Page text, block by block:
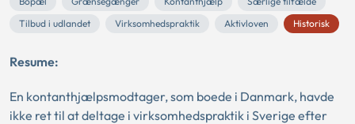
Tilbud i udlandet
Virksomhedspraktik Aktivloven Historisk
Resume:
En kontanthjælpsmodtager, som boede i Danmark, havde
ikke ret til at deltage i virksomhedspraktik i Sverige efter